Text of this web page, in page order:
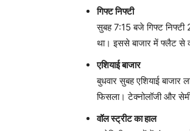
गिफ्ट निफ्टी
सुबह 7:15 बजे गिफ्ट
था। इससे बाजार में फ्लैट
एशियाई बाजार
बुधवार सुबह एशियाई बाजार
फिसला। टेक्नोलॉजी और
वॉल स्ट्रीट का हाल